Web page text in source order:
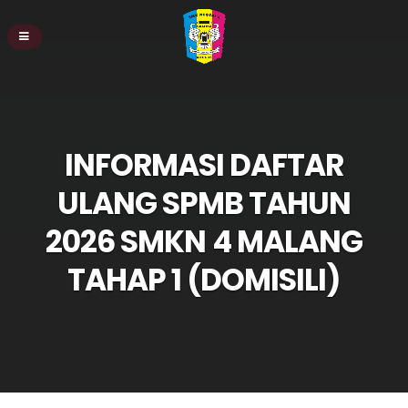
INFORMASI DAFTAR
ULANG SPMB TAHUN
2026 SMKN 4 MALANG
TAHAP 1 (DOMISILI)